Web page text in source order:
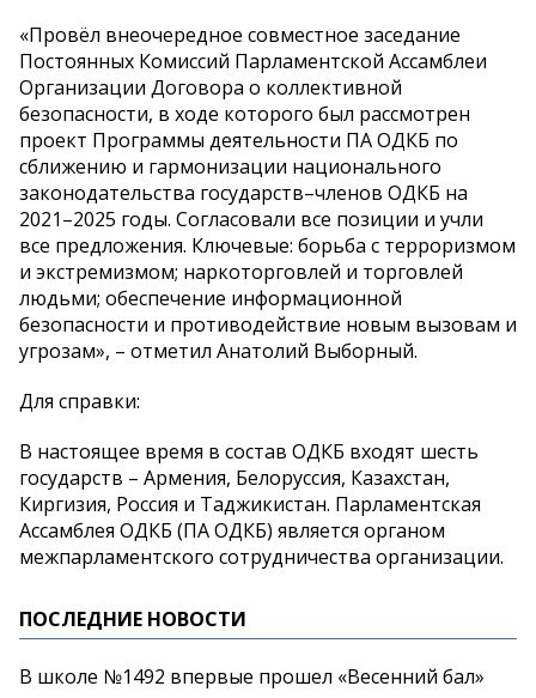
«Провёл внеочередное совместное заседание
Постоянных Комиссий Парламентской Ассамблеи
Организации Договора о коллективной
безопасности, в ходе которого был рассмотрен
проект Программы деятельности ПА ОДКБ по
сближению и гармонизации национального
законодательства государств–членов ОДКБ на
2021–2025 годы. Согласовали все позиции и учли
все предложения. Ключевые: борьба с терроризмом
и экстремизмом; наркоторговлей и торговлей
людьми; обеспечение информационной
безопасности и противодействие новым вызовам и
угрозам», – отметил Анатолий Выборный.
Для справки:
В настоящее время в состав ОДКБ входят шесть
государств – Армения, Белоруссия, Казахстан,
Киргизия, Россия и Таджикистан. Парламентская
Ассамблея ОДКБ (ПА ОДКБ) является органом
межпарламентского сотрудничества организации.
ПОСЛЕДНИЕ НОВОСТИ
В школе №1492 впервые прошел «Весенний бал»